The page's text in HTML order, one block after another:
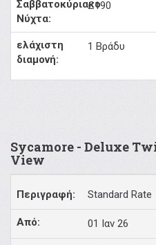
£190
1 Βράδυ
Sycamore - Deluxe
View
Standard Rate
01 Ιαν 26